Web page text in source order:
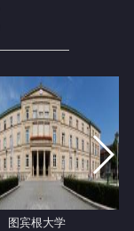
图宾根大学